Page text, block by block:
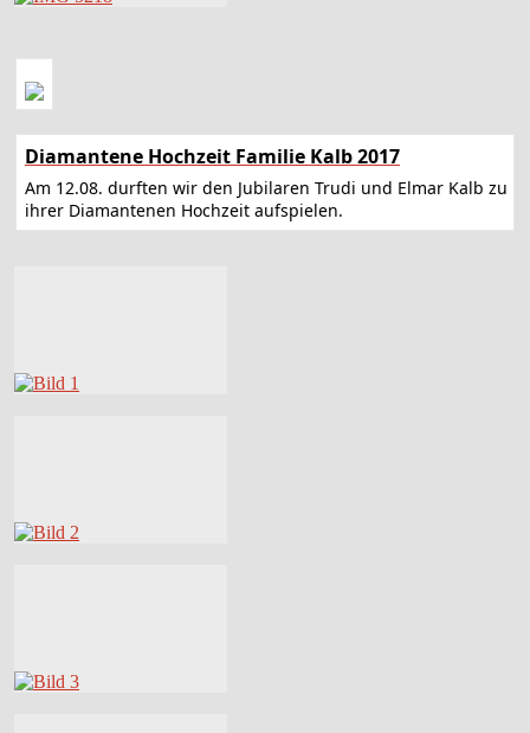
Diamantene Hochzeit Familie Kalb 2017
Am 12.08. durften wir den Jubilaren Trudi und Elmar Kalb zu
ihrer Diamantenen Hochzeit aufspielen.